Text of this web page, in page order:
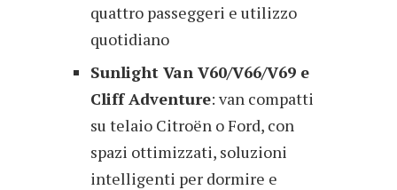
quattro passeggeri e utilizzo
quotidiano
Sunlight Van V60/V66/V69 e
Cliff Adventure: van compatti
su telaio Citroën o Ford, con
spazi ottimizzati, soluzioni
intelligenti per dormire e